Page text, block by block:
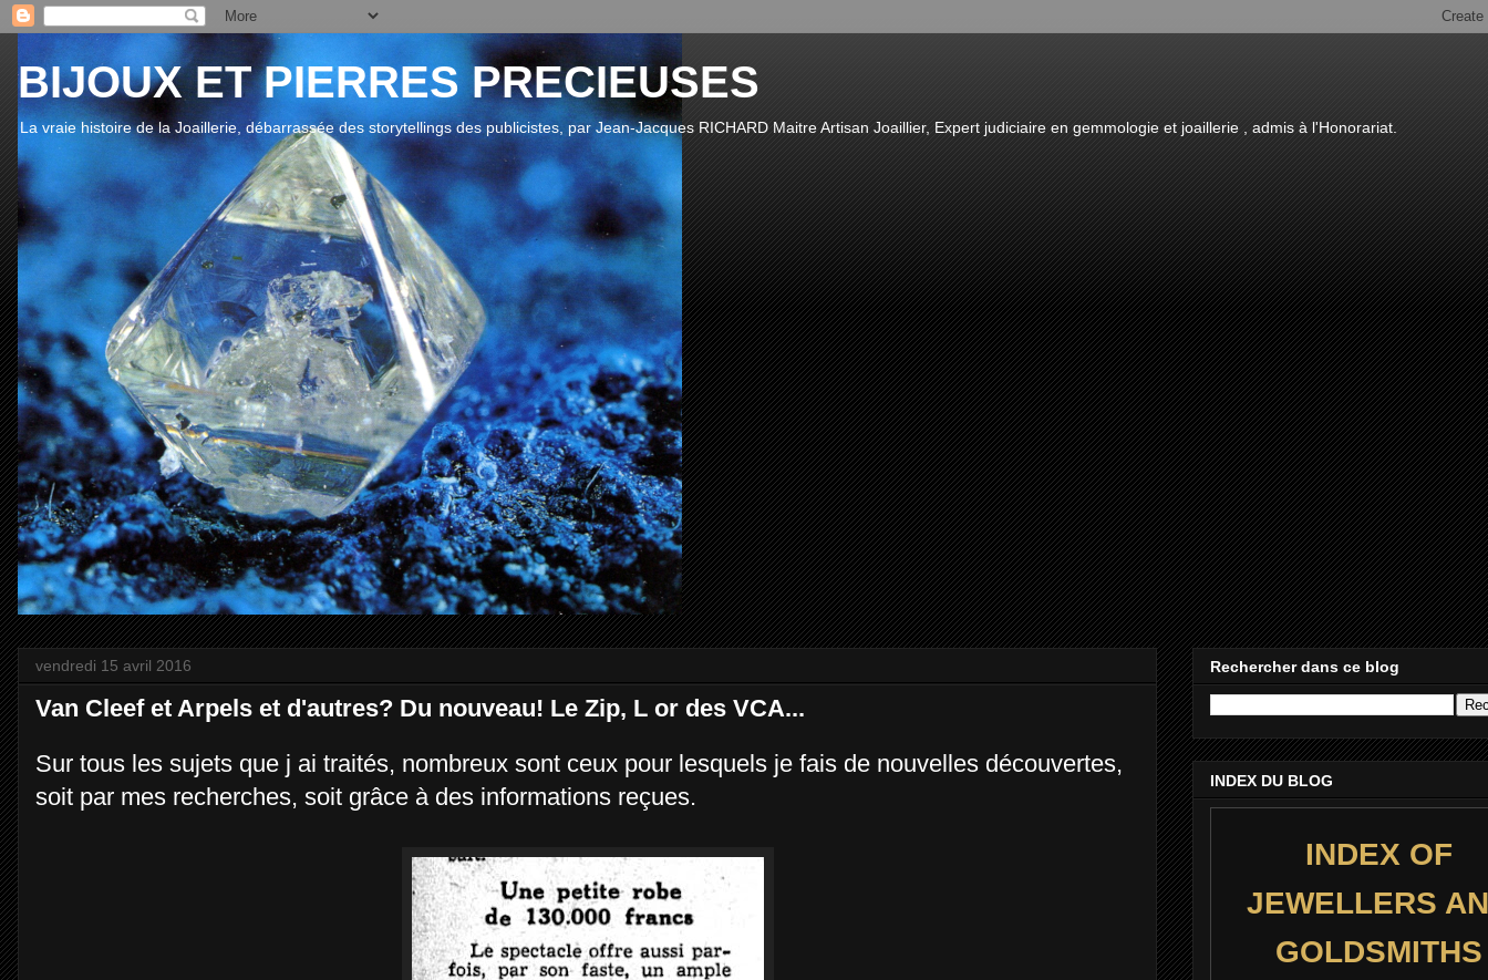
BIJOUX ET PIERRES PRECIEUSES
La vraie histoire de la Joaillerie, débarrassée des storytellings des publicistes, par Jean-Jacques RICHARD Maitre Artisan Joaillier, Expert judiciaire en gemmologie et joaillerie , admis à l'Honorariat.
vendredi 15 avril 2016
Van Cleef et Arpels et d'autres? Du nouveau! Le Zip, L or des VCA...
Sur tous les sujets que j ai traités, nombreux sont ceux pour lesquels je fais de nouvelles découvertes,
soit par mes recherches, soit grâce à des informations reçues.
Rechercher dans ce blog
INDEX DU BLOG
INDEX OF
JEWELLERS
GOLDSMITHS